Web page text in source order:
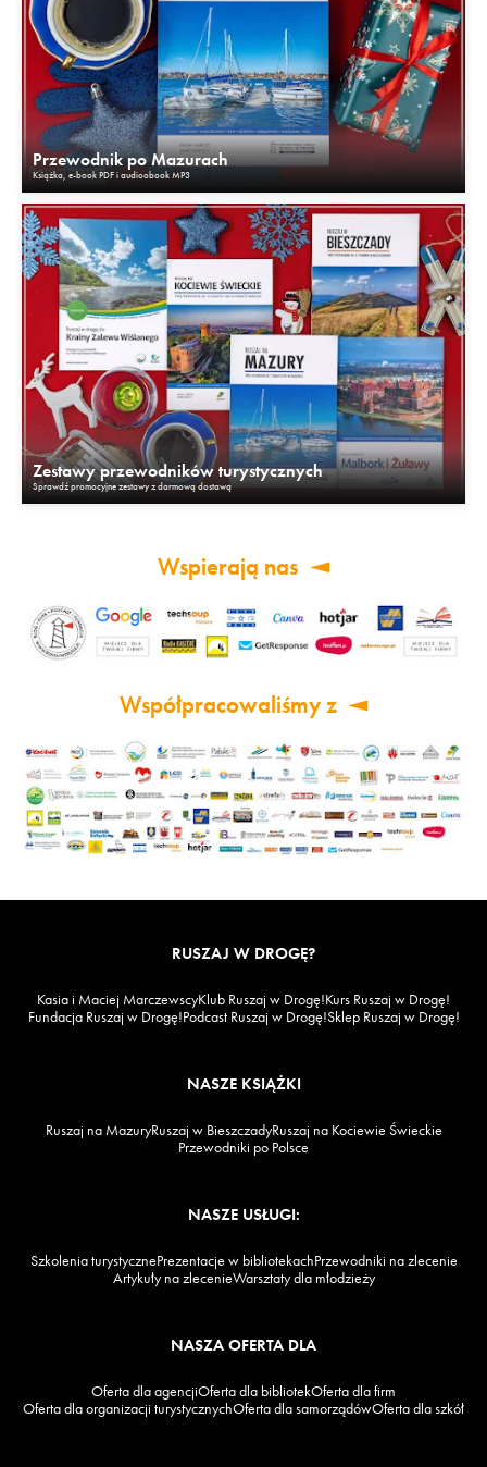
Przewodnik po Mazurach
Książka, e-book PDF i audioobook MP3
Zestawy przewodników turystycznych
Sprawdź promocyjne zestawy z darmową dostawą
Wspierają nas
Współpracowaliśmy z
RUSZAJ W DROGĘ?
Kasia i Maciej MarczewscyKlub Ruszaj w Drogę!Kurs Ruszaj w Drogę!
Fundacja Ruszaj w Drogę!Podcast Ruszaj w Drogę!Sklep Ruszaj w Drogę!
NASZE KSIĄŻKI
Ruszaj na MazuryRuszaj w BieszczadyRuszaj na Kociewie Świeckie
Przewodniki po Polsce
NASZE USŁUGI:
Szkolenia turystycznePrezentacje w bibliotekachPrzewodniki na zlecenie
Artykuły na zlecenieWarsztaty dla młodzieży
NASZA OFERTA DLA
Oferta dla agencjiOferta dla bibliotekOferta dla firm
Oferta dla organizacji turystycznychOferta dla samorządówOferta dla szkół